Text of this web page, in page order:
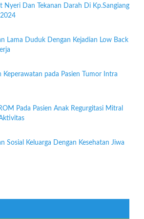
Nyeri Dan Tekanan Darah Di Kp.Sangiang
Lama Duduk Dengan Kejadian Low Back
Keperawatan pada Pasien Tumor Intra
Pada Pasien Anak Regurgitasi Mitral
Sosial Keluarga Dengan Kesehatan Jiwa